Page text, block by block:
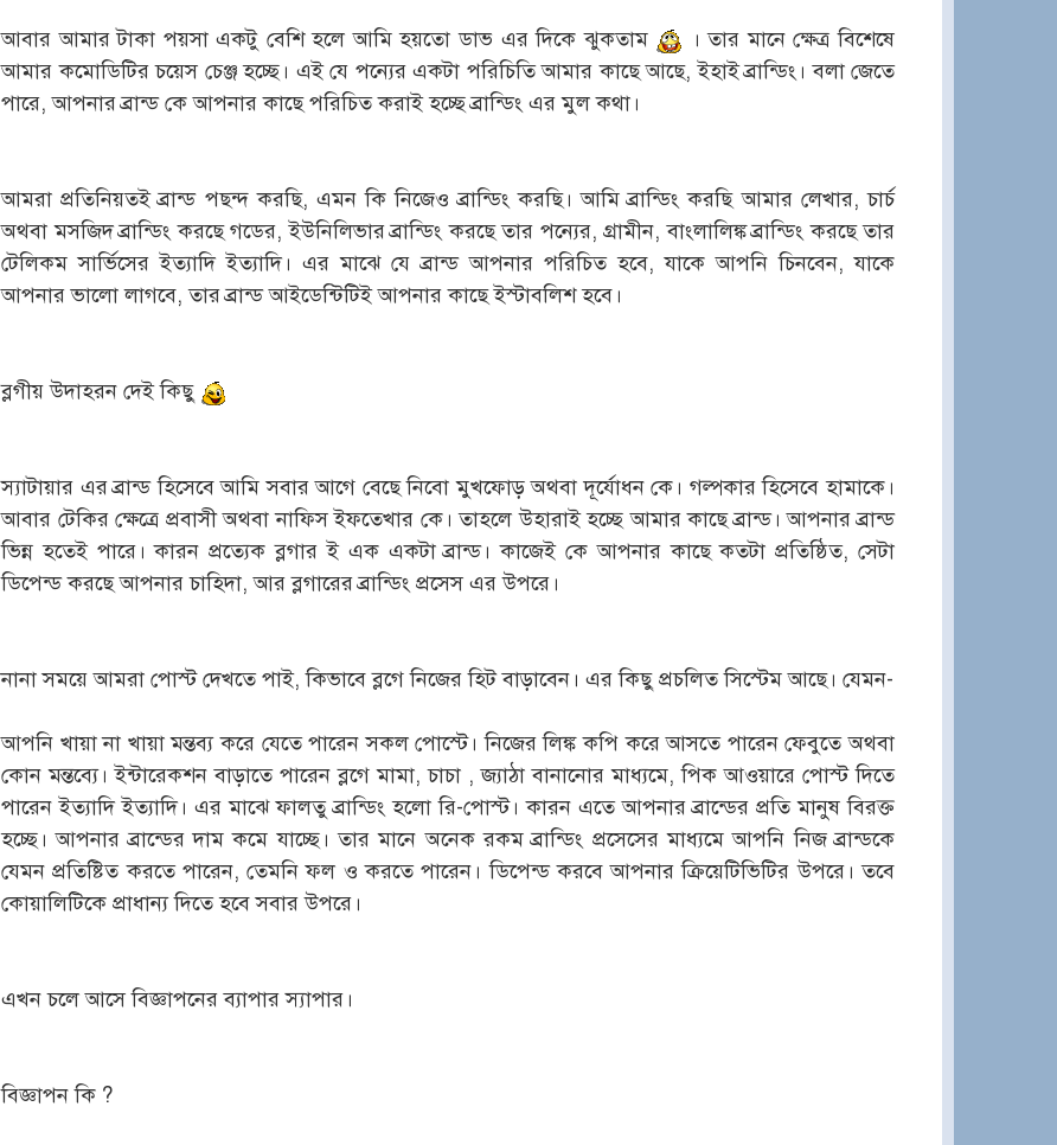
আবার আমার টাকা পয়সা একটু বেশি হলে আমি হয়তো ডাভ এর দিকে ঝুকতাম
। তার মানে ক্ষেত্র বিশেষে
আমার কমোডিটির চয়েস চেঞ্জ হচ্ছে। এই যে পন্যের একটা পরিচিতি আমার কাছে আছে, ইহাই ব্রান্ডিং। বলা জেতে
পারে, আপনার ব্রান্ড কে আপনার কাছে পরিচিত করাই হচ্ছে ব্রান্ডিং এর মুল কথা।
আমরা প্রতিনিয়তই ব্রান্ড পছন্দ করছি, এমন কি নিজেও ব্রান্ডিং করছি। আমি ব্রান্ডিং করছি আমার লেখার, চার্চ
অথবা মসজিদ ব্রান্ডিং করছে গডের, ইউনিলিভার ব্রান্ডিং করছে তার পন্যের, গ্রামীন, বাংলালিঙ্ক ব্রান্ডিং করছে তার
টেলিকম সার্ভিসের ইত্যাদি ইত্যাদি। এর মাঝে যে ব্রান্ড আপনার পরিচিত হবে, যাকে আপনি চিনবেন, যাকে
আপনার ভালো লাগবে, তার ব্রান্ড আইডেন্টিটিই আপনার কাছে ইস্টাবলিশ হবে।
ব্লগীয় উদাহরন দেই কিছু
স্যাটায়ার এর ব্রান্ড হিসেবে আমি সবার আগে বেছে নিবো মুখফোড় অথবা দূর্যোধন কে। গল্পকার হিসেবে হামাকে।
আবার টেকির ক্ষেত্রে প্রবাসী অথবা নাফিস ইফতেখার কে। তাহলে উহারাই হচ্ছে আমার কাছে ব্রান্ড। আপনার ব্রান্ড
ভিন্ন হতেই পারে। কারন প্রত্যেক ব্লগার ই এক একটা ব্রান্ড। কাজেই কে আপনার কাছে কতটা প্রতিষ্ঠিত, সেটা
ডিপেন্ড করছে আপনার চাহিদা, আর ব্লগারের ব্রান্ডিং প্রসেস এর উপরে।
নানা সময়ে আমরা পোস্ট দেখতে পাই, কিভাবে ব্লগে নিজের হিট বাড়াবেন। এর কিছু প্রচলিত সিস্টেম আছে। যেমন-
আপনি খায়া না খায়া মন্তব্য করে যেতে পারেন সকল পোস্টে। নিজের লিঙ্ক কপি করে আসতে পারেন ফেবুতে অথবা
কোন মন্তব্যে। ইন্টারেকশন বাড়াতে পারেন ব্লগে মামা, চাচা , জ্যাঠা বানানোর মাধ্যমে, পিক আওয়ারে পোস্ট দিতে
পারেন ইত্যাদি ইত্যাদি। এর মাঝে ফালতু ব্রান্ডিং হলো রি-পোস্ট। কারন এতে আপনার ব্রান্ডের প্রতি মানুষ বিরক্ত
হচ্ছে। আপনার ব্রান্ডের দাম কমে যাচ্ছে। তার মানে অনেক রকম ব্রান্ডিং প্রসেসের মাধ্যমে আপনি নিজ ব্রান্ডকে
যেমন প্রতিষ্টিত করতে পারেন, তেমনি ফল ও করতে পারেন। ডিপেন্ড করবে আপনার ক্রিয়েটিভিটির উপরে। তবে
কোয়ালিটিকে প্রাধান্য দিতে হবে সবার উপরে।
এখন চলে আসে বিজ্ঞাপনের ব্যাপার স্যাপার।
বিজ্ঞাপন কি ?